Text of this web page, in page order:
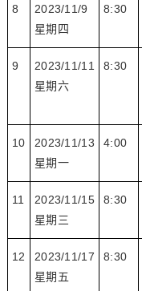
8
2023/11/9
星期四
8:30
9
2023/11/11
星期六
8:30
10
2023/11/13
星期一
4:00
11
2023/11/15
星期三
8:30
12
2023/11/17
星期五
8:30